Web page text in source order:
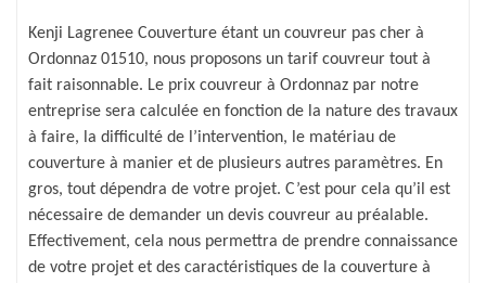
Kenji Lagrenee Couverture étant un couvreur pas cher à
Ordonnaz 01510, nous proposons un tarif couvreur tout à
fait raisonnable. Le prix couvreur à Ordonnaz par notre
entreprise sera calculée en fonction de la nature des travaux
à faire, la difficulté de l’intervention, le matériau de
couverture à manier et de plusieurs autres paramètres. En
gros, tout dépendra de votre projet. C’est pour cela qu’il est
nécessaire de demander un devis couvreur au préalable.
Effectivement, cela nous permettra de prendre connaissance
de votre projet et des caractéristiques de la couverture à